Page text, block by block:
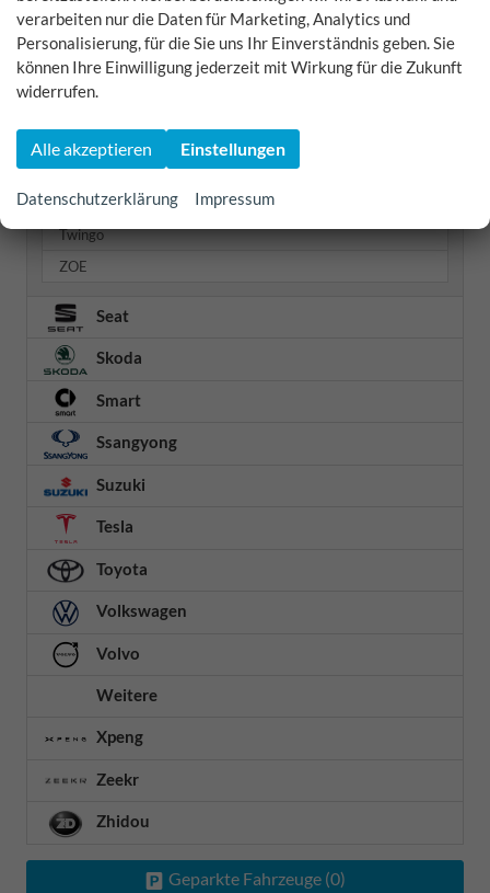
Rafale
Scenic
Scenic E-TECH
Trafic
Trafic Kastenwagen
Twingo
ZOE
Seat
Skoda
Smart
Ssangyong
Suzuki
Tesla
Toyota
Volkswagen
Volvo
Weitere
Xpeng
Zeekr
Zhidou
Geparkte Fahrzeuge (0)
verarbeiten nur die Daten für Marketing, Analytics und
Personalisierung, für die Sie uns Ihr Einverständnis geben. Sie
können Ihre Einwilligung jederzeit mit Wirkung für die Zukunft
widerrufen.
Alle akzeptieren Einstellungen
Datenschutzerklärung Impressum